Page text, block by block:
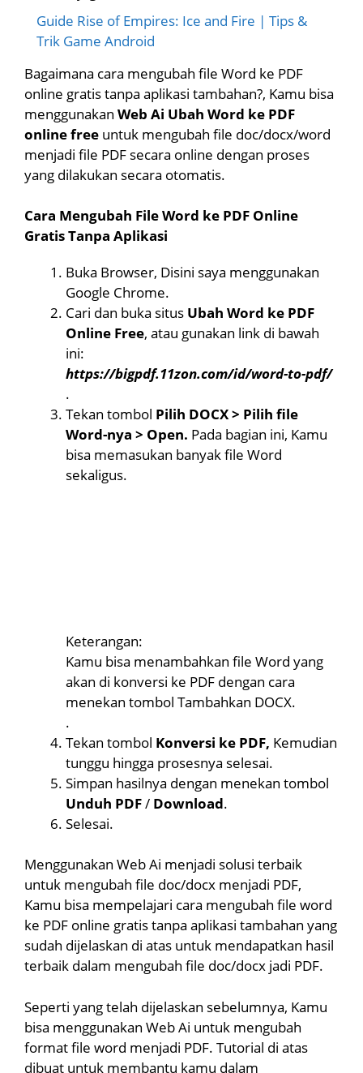
Guide Rise of Empires: Ice and Fire | Tips &
Trik Game Android
Bagaimana cara mengubah file Word ke PDF
online gratis tanpa aplikasi tambahan?, Kamu bisa
menggunakan Web Ai Ubah Word ke PDF
online free untuk mengubah file doc/docx/word
menjadi file PDF secara online dengan proses
yang dilakukan secara otomatis.
Cara Mengubah File Word ke PDF Online
Gratis Tanpa Aplikasi
Buka Browser, Disini saya menggunakan
Google Chrome.
Cari dan buka situs Ubah Word ke PDF
Online Free, atau gunakan link di bawah
ini:
https://bigpdf.11zon.com/id/word-to-pdf/
.
Tekan tombol Pilih DOCX > Pilih file
Word-nya > Open. Pada bagian ini, Kamu
bisa memasukan banyak file Word
sekaligus.
Keterangan:
Kamu bisa menambahkan file Word yang
akan di konversi ke PDF dengan cara
menekan tombol Tambahkan DOCX.
.
Tekan tombol Konversi ke PDF, Kemudian
tunggu hingga prosesnya selesai.
Simpan hasilnya dengan menekan tombol
Unduh PDF/ Download.
Selesai.
Menggunakan Web Ai menjadi solusi terbaik
untuk mengubah file doc/docx menjadi PDF,
Kamu bisa mempelajari cara mengubah file word
ke PDF online gratis tanpa aplikasi tambahan yang
sudah dijelaskan di atas untuk mendapatkan hasil
terbaik dalam mengubah file doc/docx jadi PDF.
Seperti yang telah dijelaskan sebelumnya, Kamu
bisa menggunakan Web Ai untuk mengubah
format file word menjadi PDF. Tutorial di atas
dibuat untuk membantu kamu dalam